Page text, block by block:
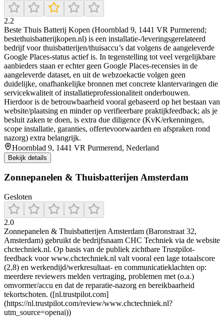
2.2
Beste Thuis Batterij Kopen (Hoornblad 9, 1441 VR Purmerend;
bestethuisbatterijkopen.nl) is een installatie-/leveringsgerelateerd
bedrijf voor thuisbatterijen/thuisaccu’s dat volgens de aangeleverde
Google Places-status actief is. In tegenstelling tot veel vergelijkbare
aanbieders staan er echter geen Google Places-recensies in de
aangeleverde dataset, en uit de webzoekactie volgen geen
duidelijke, onafhankelijke bronnen met concrete klantervaringen die
servicekwaliteit of installatieprofessionaliteit onderbouwen.
Hierdoor is de betrouwbaarheid vooral gebaseerd op het bestaan van
website/plaatsing en minder op verifieerbare praktijkfeedback; als je
besluit zaken te doen, is extra due diligence (KvK/erkenningen,
scope installatie, garanties, offertevoorwaarden en afspraken rond
nazorg) extra belangrijk.
Hoornblad 9, 1441 VR Purmerend, Nederland
Bekijk details
Zonnepanelen & Thuisbatterijen Amsterdam
Gesloten
2.0
Zonnepanelen & Thuisbatterijen Amsterdam (Baronstraat 32,
Amsterdam) gebruikt de bedrijfsnaam CHC Techniek via de website
chctechniek.nl. Op basis van de publiek zichtbare Trustpilot-
feedback voor www.chctechniek.nl valt vooral een lage totaalscore
(2,8) en werkendijd/werkresultaat- en communicatieklachten op:
meerdere reviewers melden vertraging, problemen met (o.a.)
omvormer/accu en dat de reparatie-nazorg en bereikbaarheid
tekortschoten. ([nl.trustpilot.com]
(https://nl.trustpilot.com/review/www.chctechniek.nl?
utm_source=openai))